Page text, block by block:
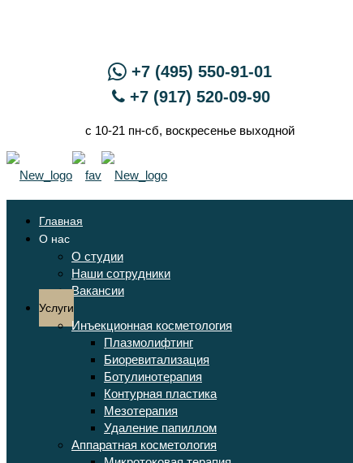
+7 (495) 550-91-01
+7 (917) 520-09-90
с 10-21 пн-сб, воскресенье выходной
Главная
О нас
О студии
Наши сотрудники
Вакансии
Услуги
Инъекционная косметология
Плазмолифтинг
Биоревитализация
Ботулинотерапия
Контурная пластика
Мезотерапия
Удаление папиллом
Аппаратная косметология